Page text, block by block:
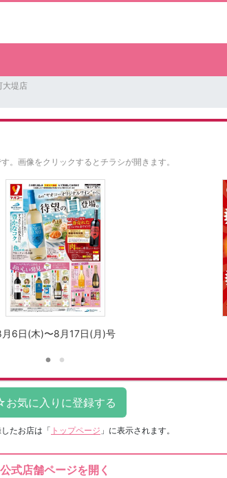
大堤店
。 画像をクリックするとチラシが開きます。
月6日(木)〜8月17日(月)号
たお店は 「 トップページ 」に表示されます。
公式店舗ページを開く